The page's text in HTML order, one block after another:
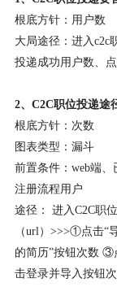
根底方针：用户数
大局途径：进入c2c
投递成功用户数、
2、C2C职位投递途
根底方针：次数
图表类型：漏斗
前置条件：web端
注册流程用户
途径： 进入C2C职
（url）>>>①点击“
的简历”按钮次数
击登录并导入按钮